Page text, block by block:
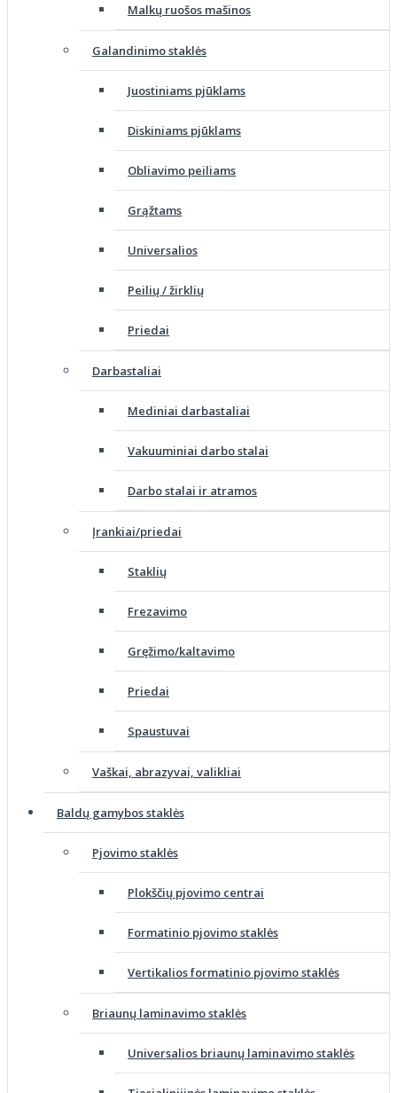
Malkų ruošos mašinos
Galandinimo staklės
Juostiniams pjūklams
Diskiniams pjūklams
Obliavimo peiliams
Grąžtams
Universalios
Peilių / žirklių
Priedai
Darbastaliai
Mediniai darbastaliai
Vakuuminiai darbo stalai
Darbo stalai ir atramos
Įrankiai/priedai
Staklių
Frezavimo
Gręžimo/kaltavimo
Priedai
Spaustuvai
Vaškai, abrazyvai, valikliai
Baldų gamybos staklės
Pjovimo staklės
Plokščių pjovimo centrai
Formatinio pjovimo staklės
Vertikalios formatinio pjovimo staklės
Briaunų laminavimo staklės
Universalios briaunų laminavimo staklės